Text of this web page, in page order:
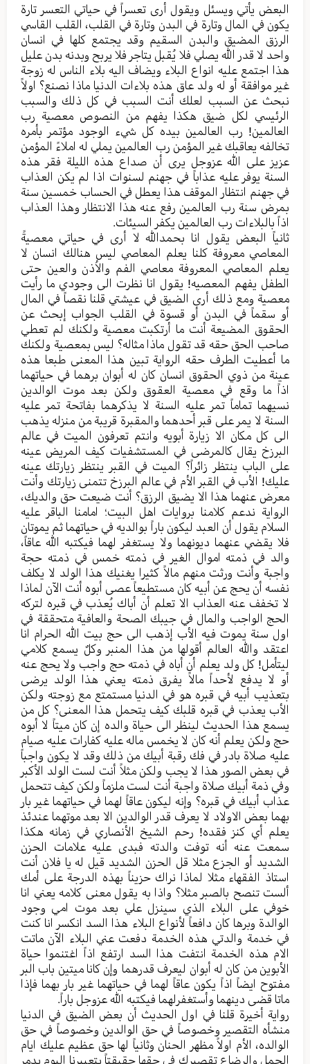
البعض یأتي ویسئل ویقول أرى تعسراً في حیاتي التعسر تارة
یکون في المال وتارة في البدن وتارة في القلب، القلب القاسي
الرزق المضیق والبدن السقیم وقد یجتمع کلها في انسان
واحد لا قدر الله یصلي فلا یُقبل یتاجر فلا یربح وبدنه بدن علیل
هذا اجتمع علیه انواع البلاء ویضاف الیه بلاء الناس له زوجة
غیر موافقة أو له ولد عاق هذه بلاءات الدنیا ماذا نصنع؟ اولاً
نبحث عن السبب لعلك أنت السبب في کل ذلك والسبب
الرئیسي لکل ضیق هکذا یفهم من النصوص معصیة رب
العالمین! رب العالمین بیده کل شيء الوجود مؤتمر بأمره
تخالفه یعاقبك غیر المؤمن رب العالمین یملي له املاءً المؤمن
عزیز علی الله عزوجل یری أن صداع هذه اللیلة فقر هذه
السنة یوفر علیه عذاباً في جهنم لسنوات اذا لم یکن العذاب
في جهنم انتظار الموقف هذا یعطل في الحساب خمسین سنة
بمرض سنة رب العالمین رفع عنه هذا الانتظار وهذا العذاب
اذاً بالبلاءات رب العالمین یکفر السیئات.
ثانیاً البعض یقول انا بحمدالله لا أری في حیاتي معصیةً
المعاصي معروفة کلنا یعلم المعاصي لیس هنالك انسان لا
یعلم المعاصي المعروفة معاصي الفم والاُذن والعین حتی
الطفل یفهم المعصیه! یقول انا نظرت الی وجودي ما رأيت
معصیة ومع ذلك أرى الضیق في عیشتي قلنا نقصاً في المال
أو سقماً في البدن أو قسوة في القلب الجواب إبحث عن
الحقوق المضیعة أنت ما أرتكبت معصية ولكنك لم تعطي
صاحب الحق حقه قد تقول ماذا مثاله؟ لیس بمعصية ولكنك
ما أعطیت الطرف حقه الروایة تبین هذا المعنی طبعا هذه
عینة من ذوي الحقوق انسان کان له أبوان برهما في حیاتهما
اذاً ما وقع في معصیة العقوق ولکن بعد موت الوالدین
نسیهما تماماً تمر علیه السنة لا یذکرهما بفاتحة تمر علیه
السنة لا یمر علی قبر أحدهما والمقبرة قریبة من منزله یذهب
الی کل مکان الا زیارة أبویه وانتم تعرفون المیت في عالم
البرزخ یقال کالمرضی في المستشفیات کیف المریض عینه
علی الباب ینتظر زائراً؟ المیت في القبر ینتظر زیارتك عینه
علیك! الأب في القبر الأم في عالم البرزخ تتمنی زیارتك وأنت
معرض عنهما هذا الا یضیق الرزق؟ أنت ضیعت حق والدیك،
الروایة ندعم کلامنا بروایات اهل البیت؛ امامنا الباقر علیه
السلام یقول أن العبد لیکون باراً بوالدیه في حیاتهما ثم یموتان
فلا یقضي عنهما دیونهما ولا یستغفر لهما فیکتبه الله عاقاً،
والد في ذمته اموال الغیر في ذمته خمس في ذمته حجة
واجبة وأنت ورثت منهم مالاً کثیرا یغنیك هذا الولد لا یکلف
نفسه أن یحج عن أبيه کان مستطیعاً عصی أبوه أنت الآن لماذا
لا تخفف عنه العذاب الا تعلم أن أباك يُعذب في قبره لتركه
الحج الواجب والمال في جيبك الصحة والعافیة متحققة في
اول سنة یموت فیه الأب إذهب الی حج بیت الله الحرام انا
اعتقد والله العالم أقولها من هذا المنبر وکلٌ یسمع کلامي
ليتأمل! کل ولد یعلم أن أباه في ذمته حج واجب ولا یحج عنه
أو لا یدفع لأحداً مالاً یفرق ذمته یعني هذا الولد یرضی
بتعذیب أبيه في قبره هو في الدنیا مستمتع مع زوجته ولکن
الأب یعذب في قبره قلبك کیف یتحمل هذا المعنی؟ کل من
یسمع هذا الحدیث لینظر الی حیاة والده إن کان میتاً لا أبوه
حج ولکن یعلم أنه کان لا یخمس ماله علیه کفارات علیه صیام
علیه صلاة بادر في فك رقبة أبيك من ذلك وقد لا یکون واجباً
في بعض الصور هذا لا یجب ولکن مثلاً أنت لست الولد الأکبر
وفي ذمة أبيك صلاة واجبة أنت لست ملزماً ولکن کیف تتحمل
عذاب أبيك في قبره؟ وإنه لیکون عاقاً لهما في حیاتهما غیر بار
بهما بعض الاولاد لا یعرف قدر الوالدین الا بعد موتهما عندئذ
یعلم أي کنز فقده! رحم الشیخ الأنصاري في زمانه هکذا
سمعت عنه أنه توفت والدته فبدی علیه علامات الحزن
الشدید أو الجزع مثلا قل الحزن الشدید قیل له یا فلان أنت
استاذ الفقهاء مثلا لماذا نراك حزیناً بهذه الدرجة علی أمك
ألست تنصح بالصبر مثلا؟ واذا به یقول معنی کلامه یعني انا
خوفي علی البلاء الذي سینزل علي بعد موت امي وجود
الوالدة وبرها کان دافعاً لأنواع البلاء هذا السد انکسر انا کنت
في خدمة والدتي هذه الخدمة دفعت عني البلاء الآن ماتت
الام هذه الخدمة انتفت هذا السد ارتفع اذاً اغتنموا حیاة
الأبوین من کان له أبوان لیعرف قدرهما وإن کانا میتین باب البر
مفتوح ایضاً اذاً یکون عاقاً لهما في حیاتهما غیر بار بهما فإذا
ماتا قضی دینهما وأستغفرلهما فیکتبه الله عزوجل باراً.
روایة أخيرة قلنا في اول الحديث أن بعض الضیق في الدنیا
منشأه التقصیر وخصوصاً في حق الوالدین وخصوصاً في حق
الوالده، الأم اولاً مظهر الحنان وثانیاً لها حق عظیم عليك ایام
الحمل والرضاع تقصیرك في حقها حقیقتاً بتعبیرنا الیوم یدمر